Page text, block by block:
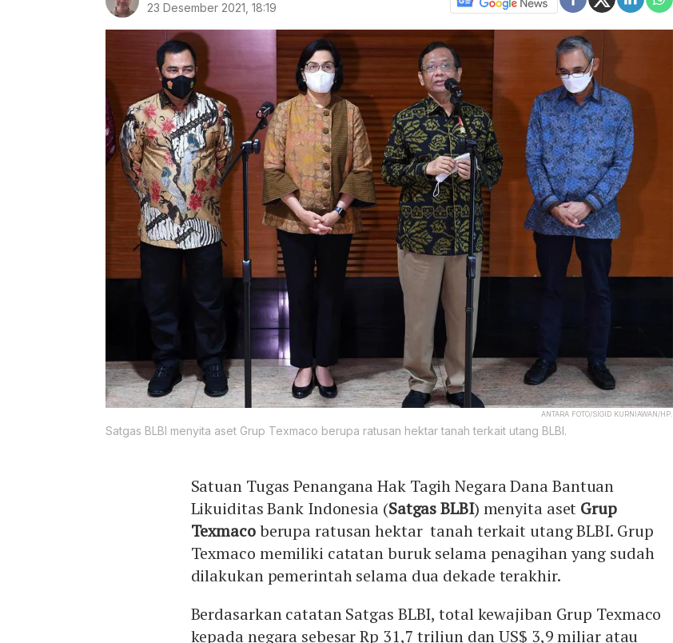
23 Desember 2021, 18:19
ANTARA FOTO/SIGID KURNIAWAN/HP.
Satgas BLBI menyita aset Grup Texmaco berupa ratusan hektar tanah terkait utang BLBI.
Satuan Tugas Penangana Hak Tagih Negara Dana Bantuan
Likuiditas Bank Indonesia (Satgas BLBI) menyita aset Grup
Texmacoberupa ratusan hektar tanah terkait utang BLBI. Grup
Texmaco memiliki catatan buruk selama penagihan yang sudah
dilakukan pemerintah selama dua dekade terakhir.
Berdasarkan catatan Satgas BLBI, total kewajiban Grup Texmaco
kepada negara sebesar Rp 31,7 triliun dan US$ 3,9 miliar atau